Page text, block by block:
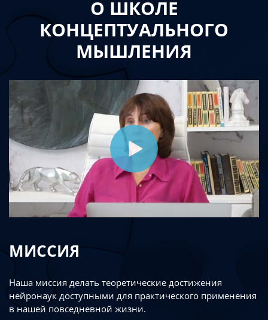
О ШКОЛЕ
КОНЦЕПТУАЛЬНОГО
МЫШЛЕНИЯ
МИССИЯ
Наша миссия делать теоретические достижения
нейронаук доступными для практического применения
в нашей повседневной жизни.